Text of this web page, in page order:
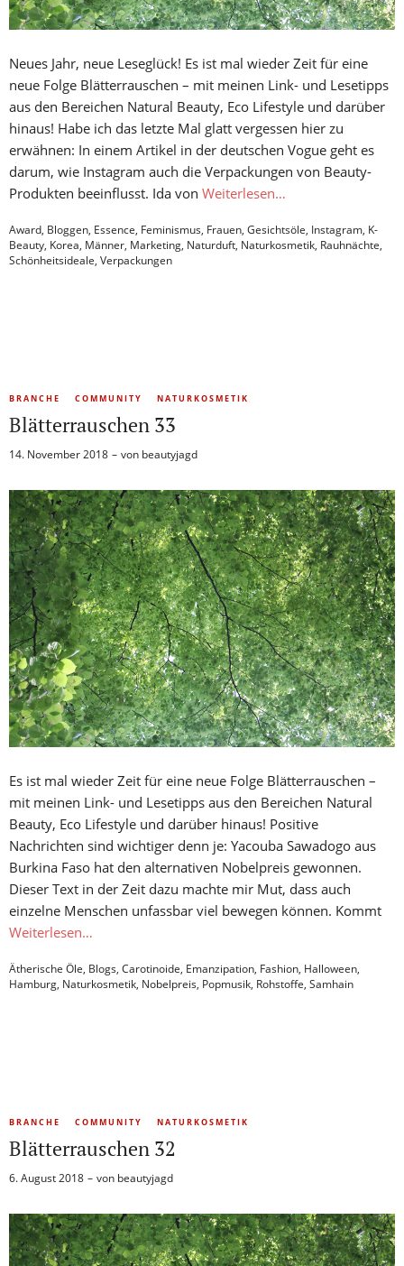
Neues Jahr, neue Leseglück! Es ist mal wieder Zeit für eine
neue Folge Blätterrauschen – mit meinen Link- und Lesetipps
aus den Bereichen Natural Beauty, Eco Lifestyle und darüber
hinaus! Habe ich das letzte Mal glatt vergessen hier zu
erwähnen: In einem Artikel in der deutschen Vogue geht es
darum, wie Instagram auch die Verpackungen von Beauty-
Produkten beeinflusst. Ida von Weiterlesen…
Award, Bloggen, Essence, Feminismus, Frauen, Gesichtsöle, Instagram, K-
Beauty, Korea, Männer, Marketing, Naturduft, Naturkosmetik, Rauhnächte,
Schönheitsideale, Verpackungen
BRANCHE COMMUNITY NATURKOSMETIK
Blätterrauschen 33
14. November 2018 von beautyjagd
Es ist mal wieder Zeit für eine neue Folge Blätterrauschen –
mit meinen Link- und Lesetipps aus den Bereichen Natural
Beauty, Eco Lifestyle und darüber hinaus! Positive
Nachrichten sind wichtiger denn je: Yacouba Sawadogo aus
Burkina Faso hat den alternativen Nobelpreis gewonnen.
Dieser Text in der Zeit dazu machte mir Mut, dass auch
einzelne Menschen unfassbar viel bewegen können. Kommt
Weiterlesen…
Ätherische Öle, Blogs, Carotinoide, Emanzipation, Fashion, Halloween,
Hamburg, Naturkosmetik, Nobelpreis, Popmusik, Rohstoffe, Samhain
BRANCHE COMMUNITY NATURKOSMETIK
Blätterrauschen 32
6. August 2018 von beautyjagd